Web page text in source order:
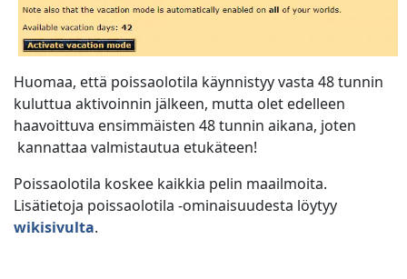
Huomaa, että poissaolotila käynnistyy vasta 48 tunnin
kuluttua aktivoinnin jälkeen, mutta olet edelleen
haavoittuva ensimmäisten 48 tunnin aikana, joten
kannattaa valmistautua etukäteen!
Poissaolotila koskee kaikkia pelin maailmoita.
Lisätietoja poissaolotila -ominaisuudesta löytyy
wikisivulta.